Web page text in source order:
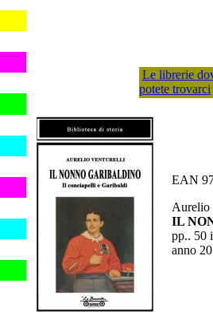
Le librerie
potete trovarci
EAN
Aurelio
IL
pp.. 50
anno